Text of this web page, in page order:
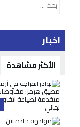
اخبار
الأكثر مشاهدة